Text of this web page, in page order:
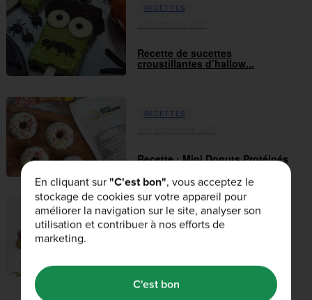
RECETTES
Recette de sucettes
croustillantes d’hallow...
RECETTES
Recette : Mini Donuts Protéinés
RECETTES
13th septembre 2017
L’HARISSA AVEC SAUC...
En cliquant sur"C'est bon", vous acceptez le
stockage de cookies sur votre appareil pour
améliorer la navigation sur le site, analyser son
utilisation et contribuer à nos efforts de
marketing.
C'est bon